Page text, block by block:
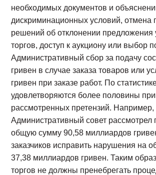
необходимых документов и
дискриминационных условий, отмена
решений об отклонении предложения
торгов, доступ к аукциону или выбор
Административный сбор за подачу
гривен в случае заказа товаров или
гривен при заказе работ. По
удовлетворяются более половины
рассмотренных претензий. Например,
Административный совет рассмотрел
общую сумму 90,58 миллиардов
заказчиков исправить нарушения на
37,38 миллиардов гривен. Таким
торгов не должны пренебрегать